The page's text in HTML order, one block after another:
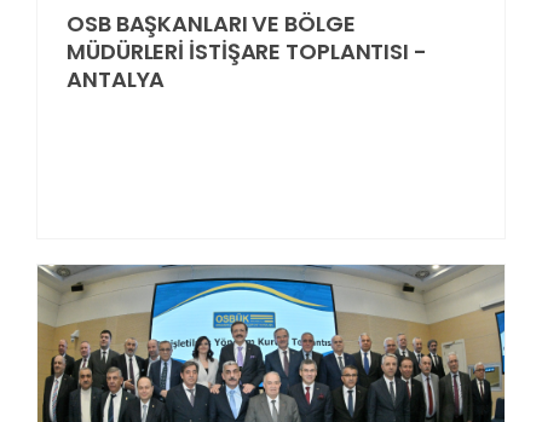
OSB BAŞKANLARI VE BÖLGE
MÜDÜRLERİ İSTİŞARE TOPLANTISI -
ANTALYA